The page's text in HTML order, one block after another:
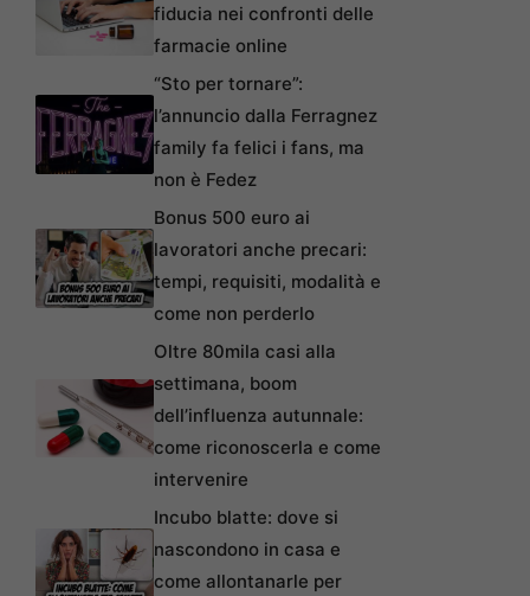
fiducia nei confronti delle
farmacie online
“Sto per tornare”:
l’annuncio dalla Ferragnez
family fa felici i fans, ma
non è Fedez
Bonus 500 euro ai
lavoratori anche precari:
tempi, requisiti, modalità e
come non perderlo
Oltre 80mila casi alla
settimana, boom
dell’influenza autunnale:
come riconoscerla e come
intervenire
Incubo blatte: dove si
nascondono in casa e
come allontanarle per